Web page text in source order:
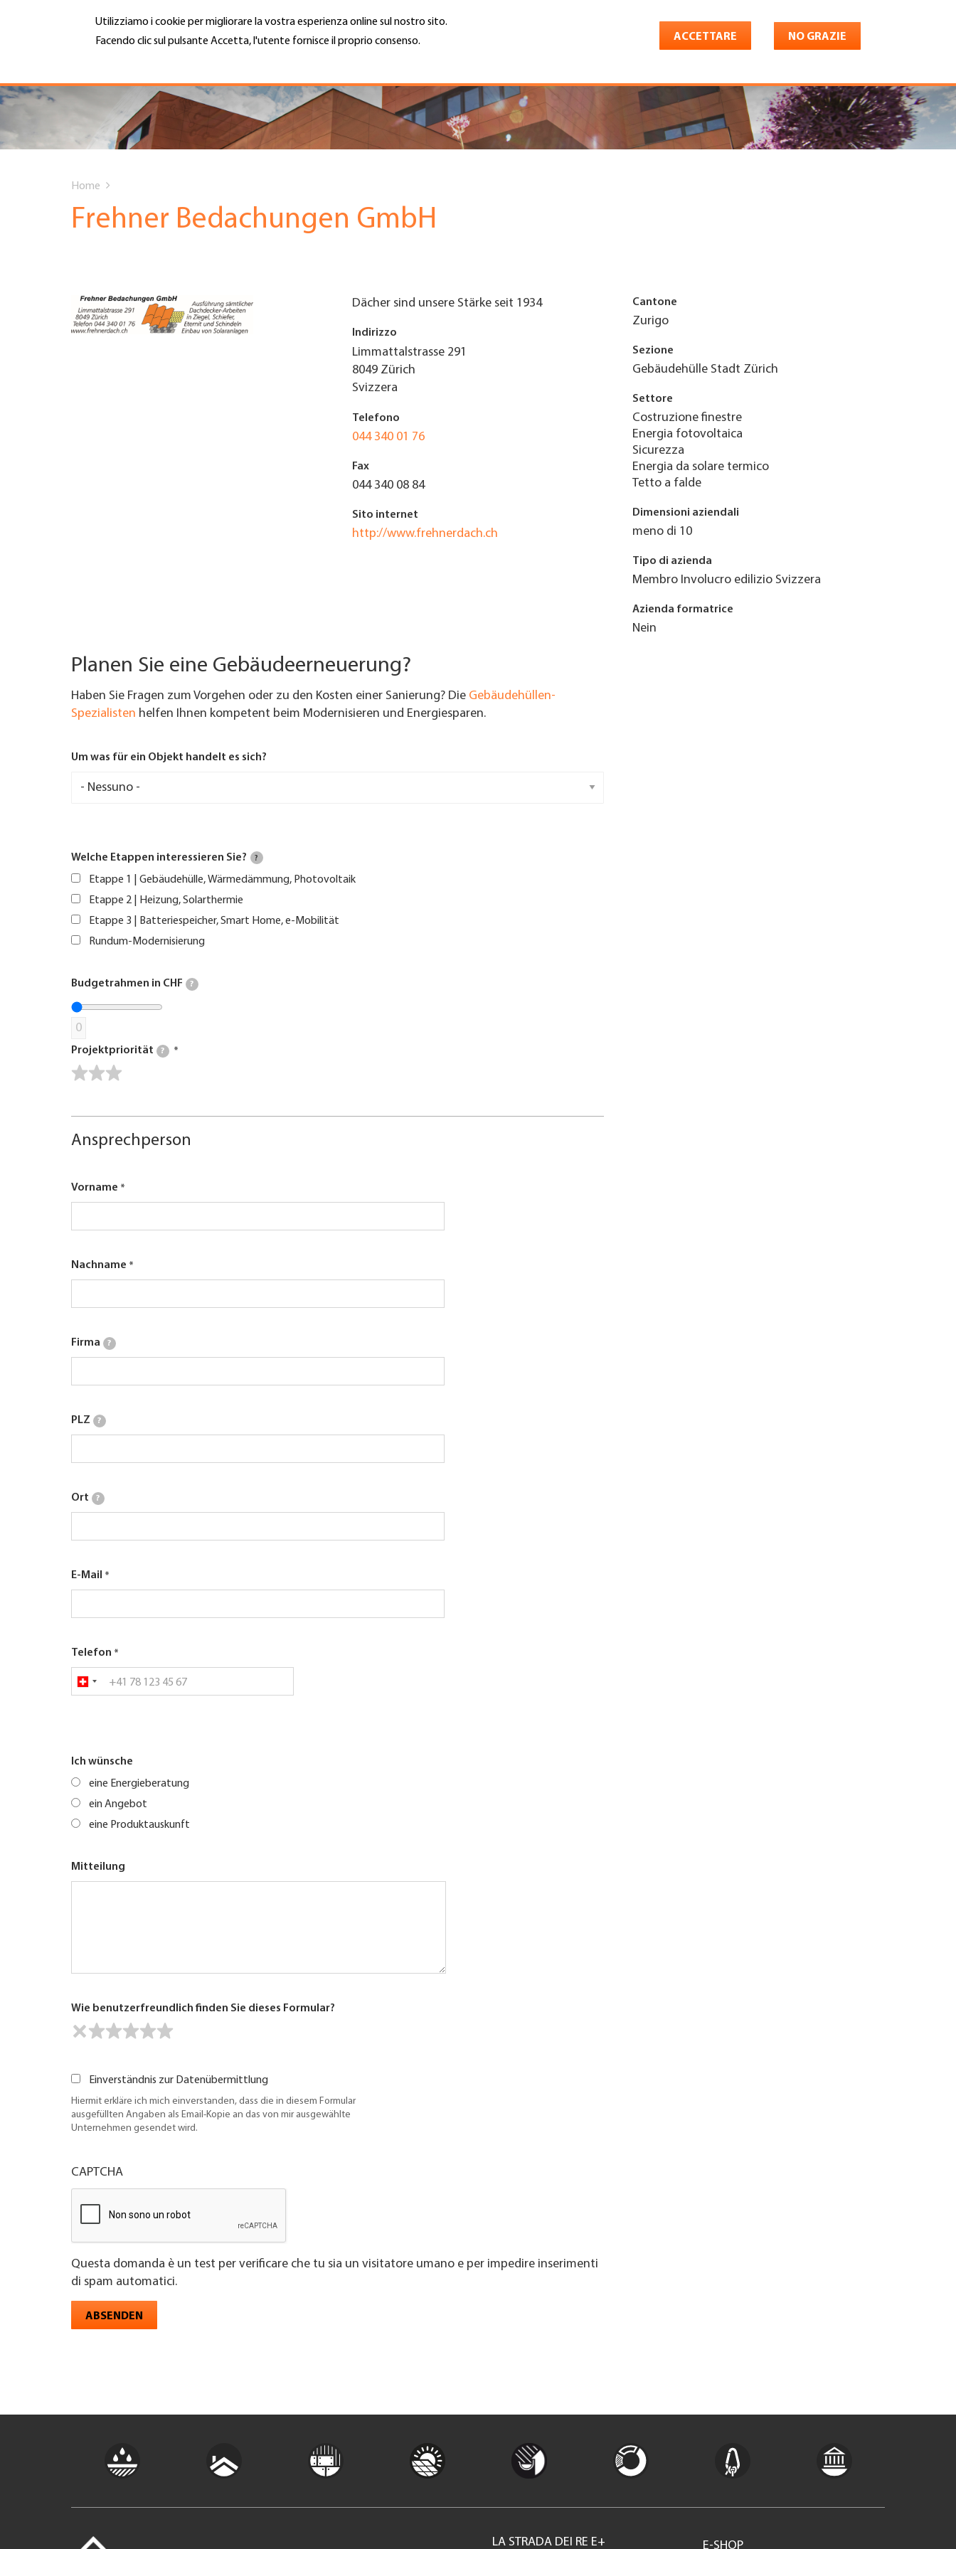
Utilizziamo i cookie per migliorare la vostra esperienza online sul nostro sito.
Facendo clic sul pulsante Accetta, l'utente fornisce il proprio consenso.
ACCETTARE NO GRAZIE
Hauptnavigation
CHI SIAMO
SERVIZI
CARRIERA E LAVORO
MENU Cerca
Top
Menu
are
Home
Frehner Bedachungen GmbH
Dächer sind unsere Stärke seit 1934
Indirizzo
Limmattalstrasse 291
8049 Zürich
Svizzera
Telefono
044 340 01 76
Fax
044 340 08 84
Sito internet
http://www.frehnerdach.ch
Cantone
Zurigo
Sezione
Gebäudehülle Stadt Zürich
Settore
Costruzione finestre
Energia fotovoltaica
Sicurezza
Energia da solare termico
Tetto a falde
Dimensioni aziendali
meno di 10
Tipo di azienda
Membro Involucro edilizio Svizzera
Azienda formatrice
Nein
Planen Sie eine Gebäudeerneuerung?
Haben Sie Fragen zum Vorgehen oder zu den Kosten einer Sanierung? Die Gebäudehüllen-
Spezialisten helfen Ihnen kompetent beim Modernisieren und Energiesparen.
Um was für ein Objekt handelt es sich?
Welche Etappen interessieren Sie? ?
Etappe 1 | Gebäudehülle, Wärmedämmung, Photovoltaik
Etappe 2 | Heizung, Solarthermie
Etappe 3 | Batteriespeicher, Smart Home, e-Mobilität
Rundum-Modernisierung
Budgetrahmen in CHF ?
0
Projektpriorität ?
Ansprechperson
Vorname
Nachname
Firma ?
PLZ ?
Ort ?
E-Mail
Telefon
Ich wünsche
eine Energieberatung
ein Angebot
eine Produktauskunft
Mitteilung
Wie benutzerfreundlich finden Sie dieses Formular?
Einverständnis zur Datenübermittlung
Hiermit erkläre ich mich einverstanden, dass die in diesem Formular
ausgefüllten Angaben als Email-Kopie an das von mir ausgewählte
Unternehmen gesendet wird.
CAPTCHA
Questa domanda è un test per verificare che tu sia un visitatore umano e per impedire inserimenti
di spam automatici.
ABSENDEN
LA STRADA DEI RE E+ E-SHOP